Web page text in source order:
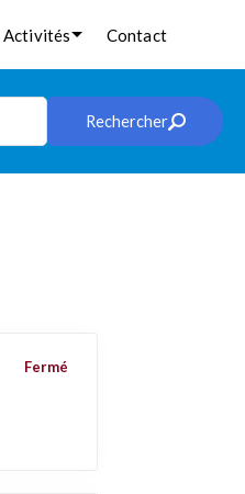
Activités Contact
Rechercher
Fermé